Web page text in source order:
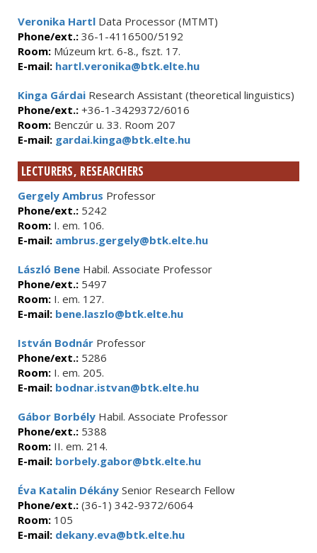
Veronika Hartl Data Processor (MTMT)
Phone/ext.: 36-1-4116500/5192
Room: Múzeum krt. 6-8., fszt. 17.
E-mail: hartl.veronika@btk.elte.hu
Kinga Gárdai Research Assistant (theoretical linguistics)
Phone/ext.: +36-1-3429372/6016
Room: Benczúr u. 33. Room 207
E-mail: gardai.kinga@btk.elte.hu
LECTURERS, RESEARCHERS
Gergely Ambrus Professor
Phone/ext.: 5242
Room: I. em. 106.
E-mail: ambrus.gergely@btk.elte.hu
László Bene Habil. Associate Professor
Phone/ext.: 5497
Room: I. em. 127.
E-mail: bene.laszlo@btk.elte.hu
István Bodnár Professor
Phone/ext.: 5286
Room: I. em. 205.
E-mail: bodnar.istvan@btk.elte.hu
Gábor Borbély Habil. Associate Professor
Phone/ext.: 5388
Room: II. em. 214.
E-mail: borbely.gabor@btk.elte.hu
Éva Katalin Dékány Senior Research Fellow
Phone/ext.: (36-1) 342-9372/6064
Room: 105
E-mail: dekany.eva@btk.elte.hu